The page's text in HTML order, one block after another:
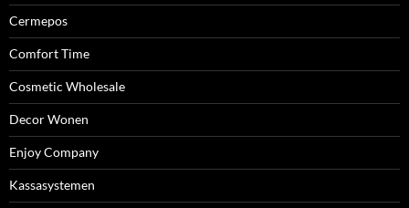
Cermepos
Comfort Time
Cosmetic Wholesale
Decor Wonen
Enjoy Company
Kassasystemen